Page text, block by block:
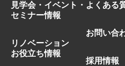
見学会・イベント・
セミナー情報
リノベーション
お役立ち情報
よくある
お問い合
採用情報